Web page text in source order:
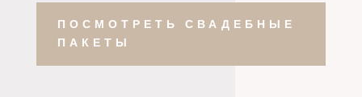
ПОСМОТРЕТЬ СВАДЕБНЫЕ
ПАКЕТЫ